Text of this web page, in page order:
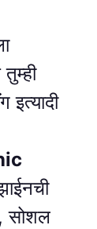
इत्यादी
सोशल